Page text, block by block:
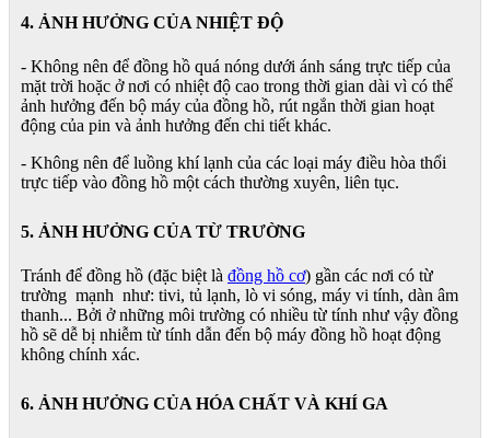
4. ẢNH HƯỞNG CỦA NHIỆT ĐỘ
- Không nên để đồng hồ quá nóng dưới ánh sáng trực tiếp của
mặt trời hoặc ở nơi có nhiệt độ cao trong thời gian dài vì có thể
ảnh hưởng đến bộ máy của đồng hồ, rút ngắn thời gian hoạt
động của pin và ảnh hưởng đến chi tiết khác.
- Không nên để luồng khí lạnh của các loại máy điều hòa thổi
trực tiếp vào đồng hồ một cách thường xuyên, liên tục.
5. ẢNH HƯỞNG CỦA TỪ TRƯỜNG
Tránh để đồng hồ (đặc biệt là đồng hồ cơ) gần các nơi có từ
trường mạnh như: tivi, tủ lạnh, lò vi sóng, máy vi tính, dàn âm
thanh... Bởi ở những môi trường có nhiều từ tính như vậy đồng
hồ sẽ dễ bị nhiễm từ tính dẫn đến bộ máy đồng hồ hoạt động
không chính xác.
6. ẢNH HƯỞNG CỦA HÓA CHẤT VÀ KHÍ GA